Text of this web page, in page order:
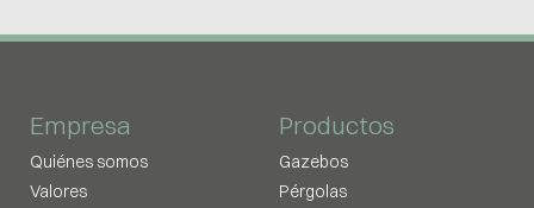
Empresa
Quiénes somos
Valores
Productos
Gazebos
Pérgolas